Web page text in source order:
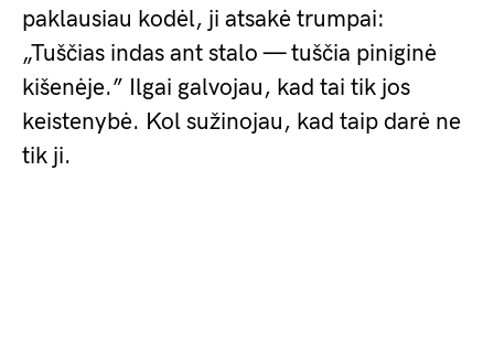
paklausiau kodėl, ji atsakė trumpai:
„Tuščias indas ant stalo — tuščia piniginė
kišenėje.” Ilgai galvojau, kad tai tik jos
keistenybė. Kol sužinojau, kad taip darė ne
tik ji.